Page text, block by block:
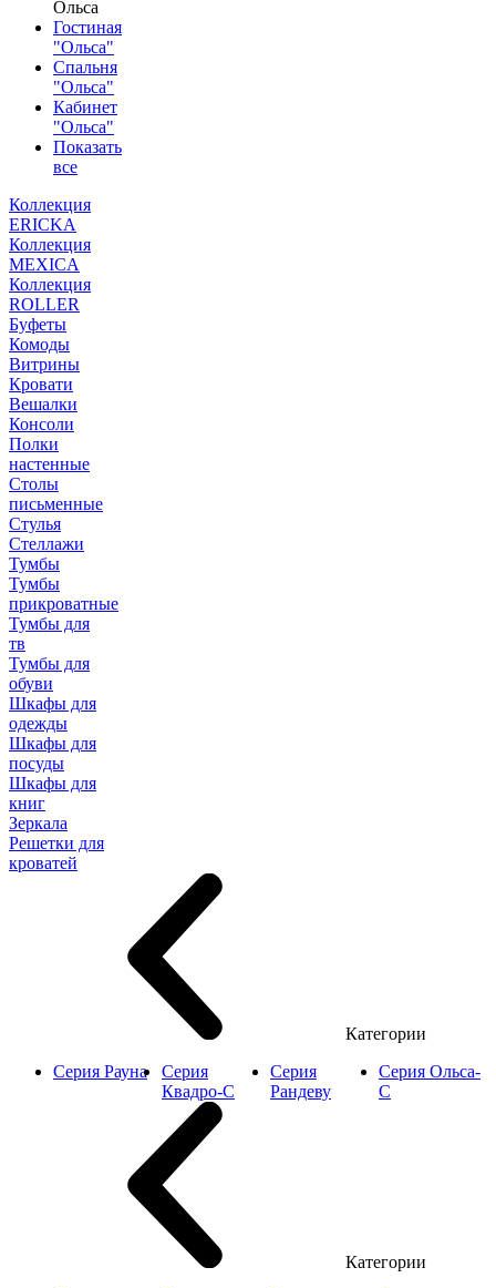
Ольса
Гостиная
"Ольса"
Спальня
"Ольса"
Кабинет
"Ольса"
Показать
все
Коллекция
ERICKA
Коллекция
MEXICA
Коллекция
ROLLER
Буфеты
Комоды
Витрины
Кровати
Вешалки
Консоли
Полки
настенные
Столы
письменные
Стулья
Стеллажи
Тумбы
Тумбы
прикроватные
Тумбы для
тв
Тумбы для
обуви
Шкафы для
одежды
Шкафы для
посуды
Шкафы для
книг
Зеркала
Решетки для
кроватей
Категории
Серия Рауна
Серия
Квадро-С
Серия
Рандеву
Серия Ольса-
С
Категории